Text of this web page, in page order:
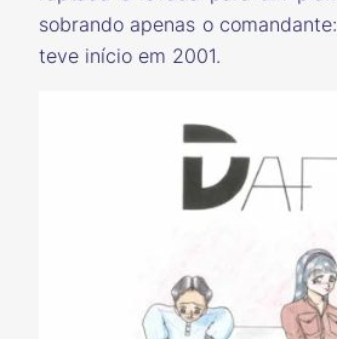
sobrando apenas o
teve início em 2001.